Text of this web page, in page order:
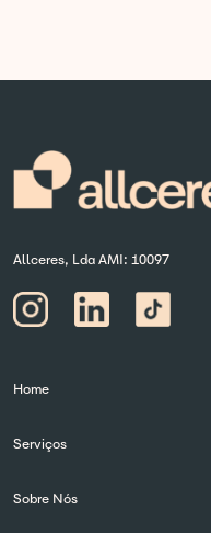
Allceres, Lda AMI: 10097
Home
Serviços
Sobre Nós